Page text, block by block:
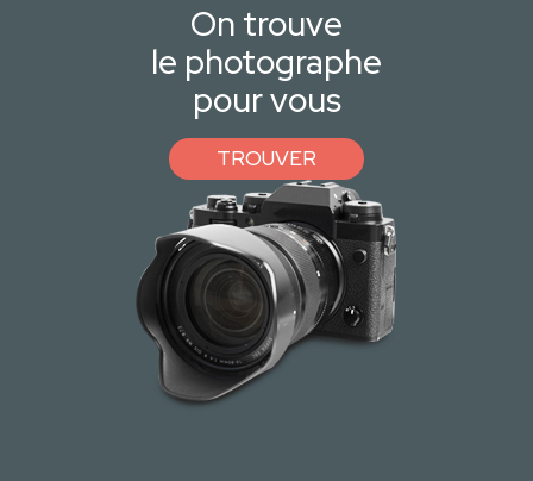
On trouve
le photographe
pour vous
TROUVER